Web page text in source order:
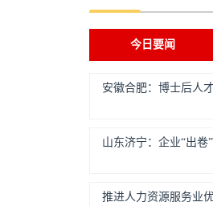
今日要闻
安徽合肥：博士后人
山东济宁：企业“出卷
推进人力资源服务业